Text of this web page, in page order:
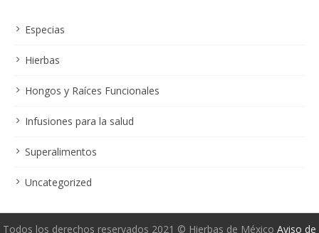
Especias
Hierbas
Hongos y Raíces Funcionales
Infusiones para la salud
Superalimentos
Uncategorized
Todos los derechos reservados 2021 © Hierbas de México Aviso de